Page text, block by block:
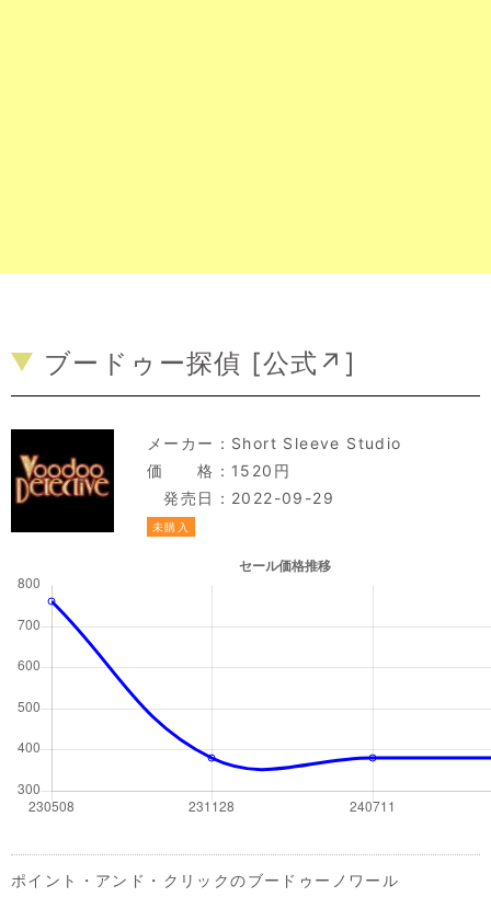
ブードゥー探偵 [公式↗ ]
メーカー： Short Sleeve Studio
価 格：1520円
発売日：2022-09-29
未購入
ポイント・アンド・クリックのブードゥーノワール